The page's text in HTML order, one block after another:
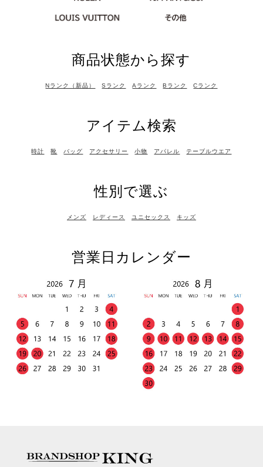
商品状態から探す
Nランク（新品） Sランク Aランク Bランク Cランク
アイテム検索
時計 靴 バッグ アクセサリー 小物 アパレル テーブルウエア
性別で選ぶ
メンズ レディース ユニセックス キッズ
営業日カレンダー